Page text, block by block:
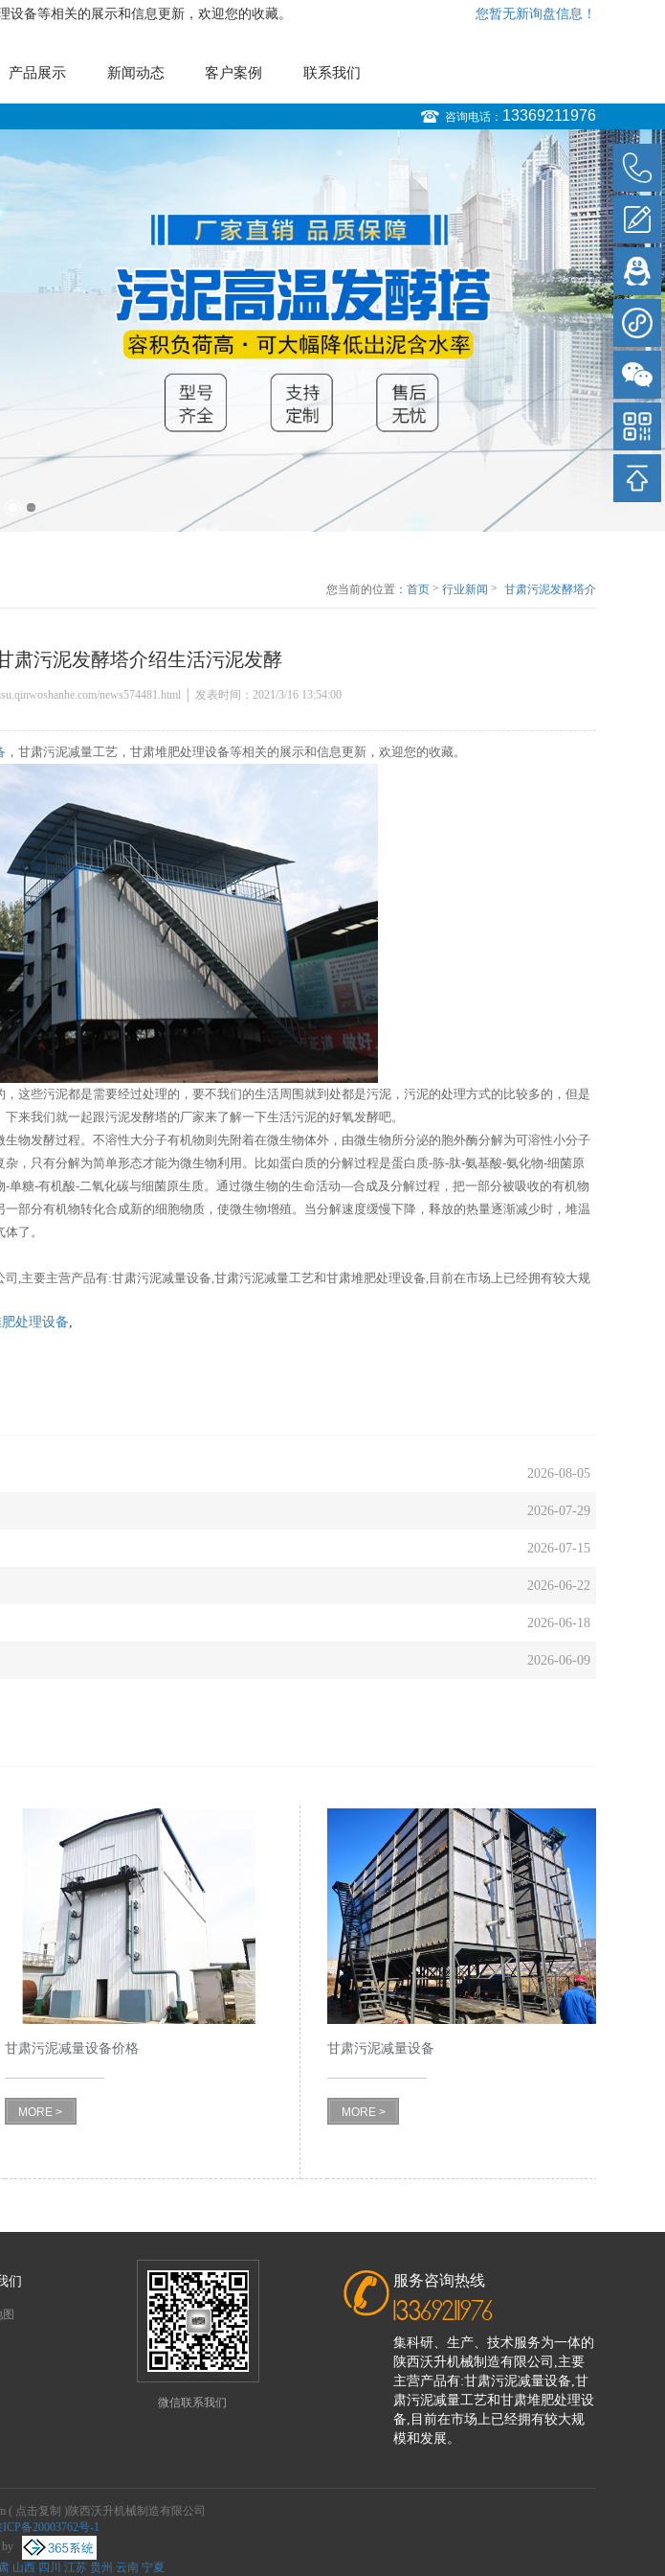
设备等相关的展示和信息更新，欢迎您的收藏。 您暂无新询盘信息！
产品展示 新闻动态 客户案例 联系我们
咨询电话： 13369211976
您当前的位置： 首页 > 行业新闻 > 甘肃污泥发酵塔介
肃污泥发酵塔介绍生活污泥发酵
news574481.html │ 发表时间：2021/3/16 13:54:00
，甘肃污泥减量工艺，甘肃堆肥处理设备等相关的展示和信息更新，欢迎您的收藏。
这些污泥都是需要经过处理的，要不我们的生活周围就到处都是污泥，污泥的处理方式的比较多的，但是
来我们就一起跟污泥发酵塔的厂家来了解一下生活污泥的好氧发酵吧。
物发酵过程。不溶性大分子有机物则先附着在微生物体外，由微生物所分泌的胞外酶分解为可溶性小分子
，只有分解为简单形态才能为微生物利用。比如蛋白质的分解过程是蛋白质-胨-肽-氨基酸-氨化物-细菌原
单糖-有机酸-二氧化碳与细菌原生质。通过微生物的生命活动—合成及分解过程，把一部分被吸收的有机物
部分有机物转化合成新的细胞物质，使微生物增殖。当分解速度缓慢下降，释放的热量逐渐减少时，堆温
了。
,主要主营产品有:甘肃污泥减量设备,甘肃污泥减量工艺和甘肃堆肥处理设备,目前在市场上已经拥有较大规
处理设备,
2026-08-05
2026-07-29
2026-07-15
2026-06-22
2026-06-18
2026-06-09
甘肃污泥减量设备价格
MORE >
甘肃污泥减量设备
MORE >
们
微信联系我们
服务咨询热线
13369211976
集科研、生产、技术服务为一体的
陕西沃升机械制造有限公司,主要
主营产品有:甘肃污泥减量设备,甘
肃污泥减量工艺和甘肃堆肥处理设
备,目前在市场上已经拥有较大规
模和发展。
( 点击复制 )陕西沃升机械制造有限公司
ICP备20003762号-1
山西 四川 江苏 贵州 云南 宁夏